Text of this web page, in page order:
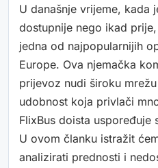
U današnje vrijeme, kada
dostupnije nego ikad
jedna od najpopularnijih
Europe. Ova njemačka
prijevoz nudi široku
udobnost koja privlači
FlixBus doista
U ovom članku istražit
analizirati prednosti i